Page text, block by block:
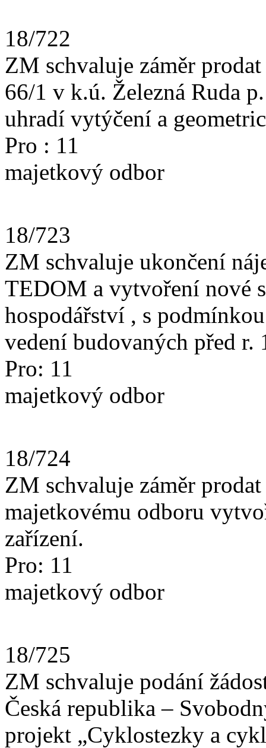
18/722
ZM schvaluje záměr
66/1 v k.ú. Železná Ruda
uhradí vytýčení a
Pro :
majetkový odbor
18/723
ZM schvaluje ukončení
TEDOM a vytvoření nové
hospodářství , s
vedení budovaných před r.
Pro:
majetkový odbor
18/724
ZM schvaluje záměr
majetkovému odboru
zařízení.
Pro:
majetkový odbor
18/725
ZM schvaluje podání
Česká republika –
projekt „Cyklostezky a